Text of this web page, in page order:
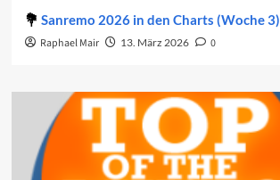
Sanremo 2026 in den Charts (Woche 3)
Raphael Mair 13. März 2026 0